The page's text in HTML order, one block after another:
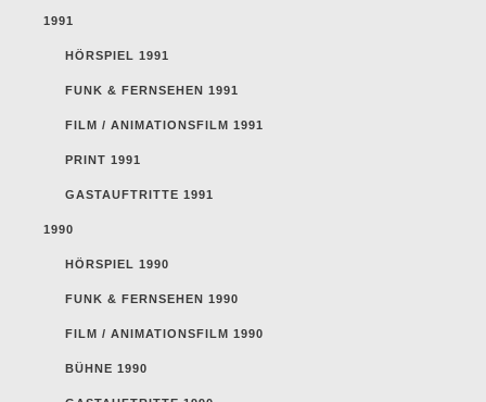
1991
HÖRSPIEL 1991
FUNK & FERNSEHEN 1991
FILM / ANIMATIONSFILM 1991
PRINT 1991
GASTAUFTRITTE 1991
1990
HÖRSPIEL 1990
FUNK & FERNSEHEN 1990
FILM / ANIMATIONSFILM 1990
BÜHNE 1990